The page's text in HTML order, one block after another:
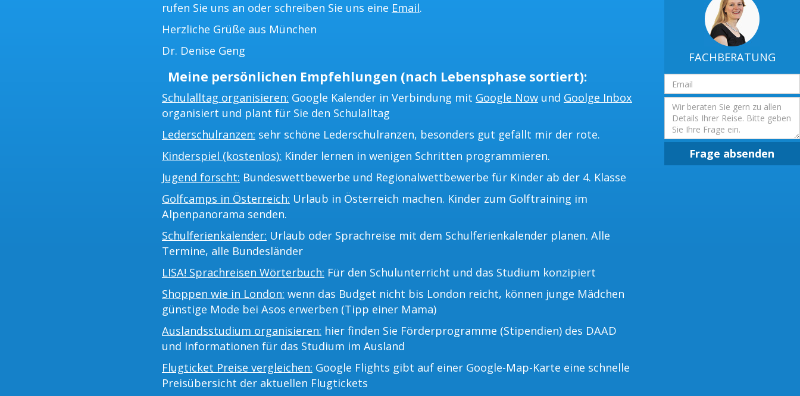
rufen Sie uns an oder schreiben Sie uns eine Email.
Herzliche Grüße aus München
Dr. Denise Geng
Meine persönlichen Empfehlungen (nach Lebensphase sortiert):
Schulalltag organisieren: Google Kalender in Verbindung mit Google Now und Goolge Inbox
organisiert und plant für Sie den Schulalltag
Lederschulranzen: sehr schöne Lederschulranzen, besonders gut gefällt mir der rote.
Kinderspiel (kostenlos): Kinder lernen in wenigen Schritten programmieren.
Jugend forscht: Bundeswettbewerbe und Regionalwettbewerbe für Kinder ab der 4. Klasse
Golfcamps in Österreich: Urlaub in Österreich machen. Kinder zum Golftraining im
Alpenpanorama senden.
Schulferienkalender: Urlaub oder Sprachreise mit dem Schulferienkalender planen. Alle
Termine, alle Bundesländer
LISA! Sprachreisen Wörterbuch: Für den Schulunterricht und das Studium konzipiert
Shoppen wie in London: wenn das Budget nicht bis London reicht, können junge Mädchen
günstige Mode bei Asos erwerben (Tipp einer Mama)
Auslandsstudium organisieren: hier finden Sie Förderprogramme (Stipendien) des DAAD
und Informationen für das Studium im Ausland
Flugticket Preise vergleichen: Google Flights gibt auf einer Google-Map-Karte eine schnelle
Preisübersicht der aktuellen Flugtickets
FACHBERATUNG
Email
Adresse
Frage
Frage absenden